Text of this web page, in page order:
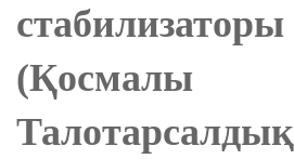
стабилизаторы
(Қосмалы
Талотарсалдық